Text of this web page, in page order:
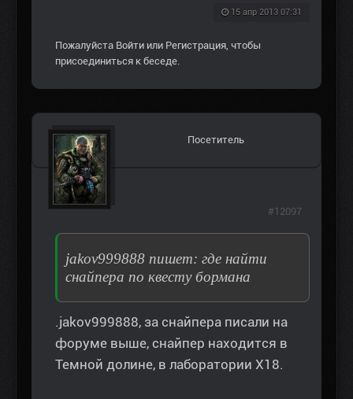
15 апр 2013 07:31
Пожалуйста Войти или Регистрация , чтобы
присоединиться к беседе.
Посетитель
jakov999888 пишет: где найти
снайпера по квесту бормана
.jakov999888, за снайпера писали на
форуме выше, снайпер находится в
Темной долине, в лаборатории Х18.
#12097